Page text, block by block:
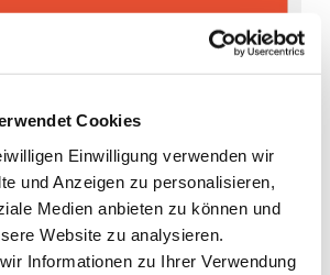
Cookies
Einwilligung verwenden wir
und Anzeigen zu personalisieren,
Medien anbieten zu können und
Website zu analysieren.
Informationen zu Ihrer Verwendung